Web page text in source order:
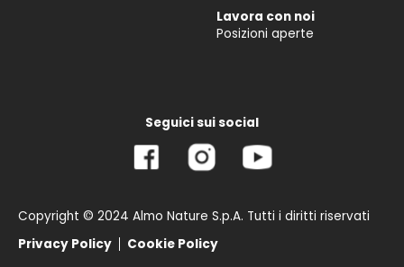
Lavora con noi
Posizioni aperte
Seguici sui social
Copyright © 2024 Almo Nature S.p.A. Tutti i diritti riservati
Privacy Policy
Cookie Policy